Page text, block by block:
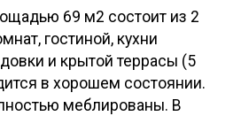
69 м2 состоит из 2
гостиной, кухни
и крытой террасы (5
в хорошем состоянии.
меблированы. В